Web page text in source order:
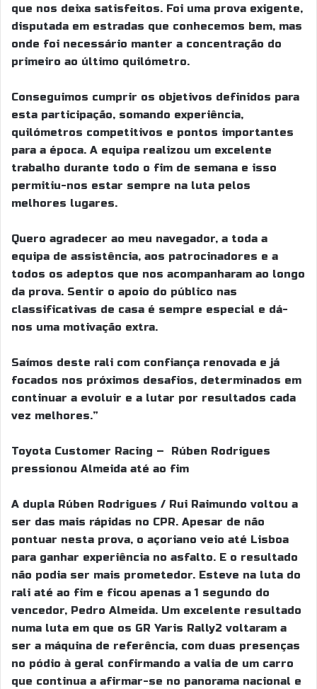
que nos deixa satisfeitos. Foi uma prova exigente,
disputada em estradas que conhecemos bem, mas
onde foi necessário manter a concentração do
primeiro ao último quilómetro.
Conseguimos cumprir os objetivos definidos para
esta participação, somando experiência,
quilómetros competitivos e pontos importantes
para a época. A equipa realizou um excelente
trabalho durante todo o fim de semana e isso
permitiu-nos estar sempre na luta pelos
melhores lugares.
Quero agradecer ao meu navegador, a toda a
equipa de assistência, aos patrocinadores e a
todos os adeptos que nos acompanharam ao longo
da prova. Sentir o apoio do público nas
classificativas de casa é sempre especial e dá-
nos uma motivação extra.
Saímos deste rali com confiança renovada e já
focados nos próximos desafios, determinados em
continuar a evoluir e a lutar por resultados cada
vez melhores.”
Toyota Customer Racing – Rúben Rodrigues
pressionou Almeida até ao fim
A dupla Rúben Rodrigues / Rui Raimundo voltou a
ser das mais rápidas no CPR. Apesar de não
pontuar nesta prova, o açoriano veio até Lisboa
para ganhar experiência no asfalto. E o resultado
não podia ser mais prometedor. Esteve na luta do
rali até ao fim e ficou apenas a 1 segundo do
vencedor, Pedro Almeida. Um excelente resultado
numa luta em que os GR Yaris Rally2 voltaram a
ser a máquina de referência, com duas presenças
no pódio à geral confirmando a valia de um carro
que continua a afirmar-se no panorama nacional e